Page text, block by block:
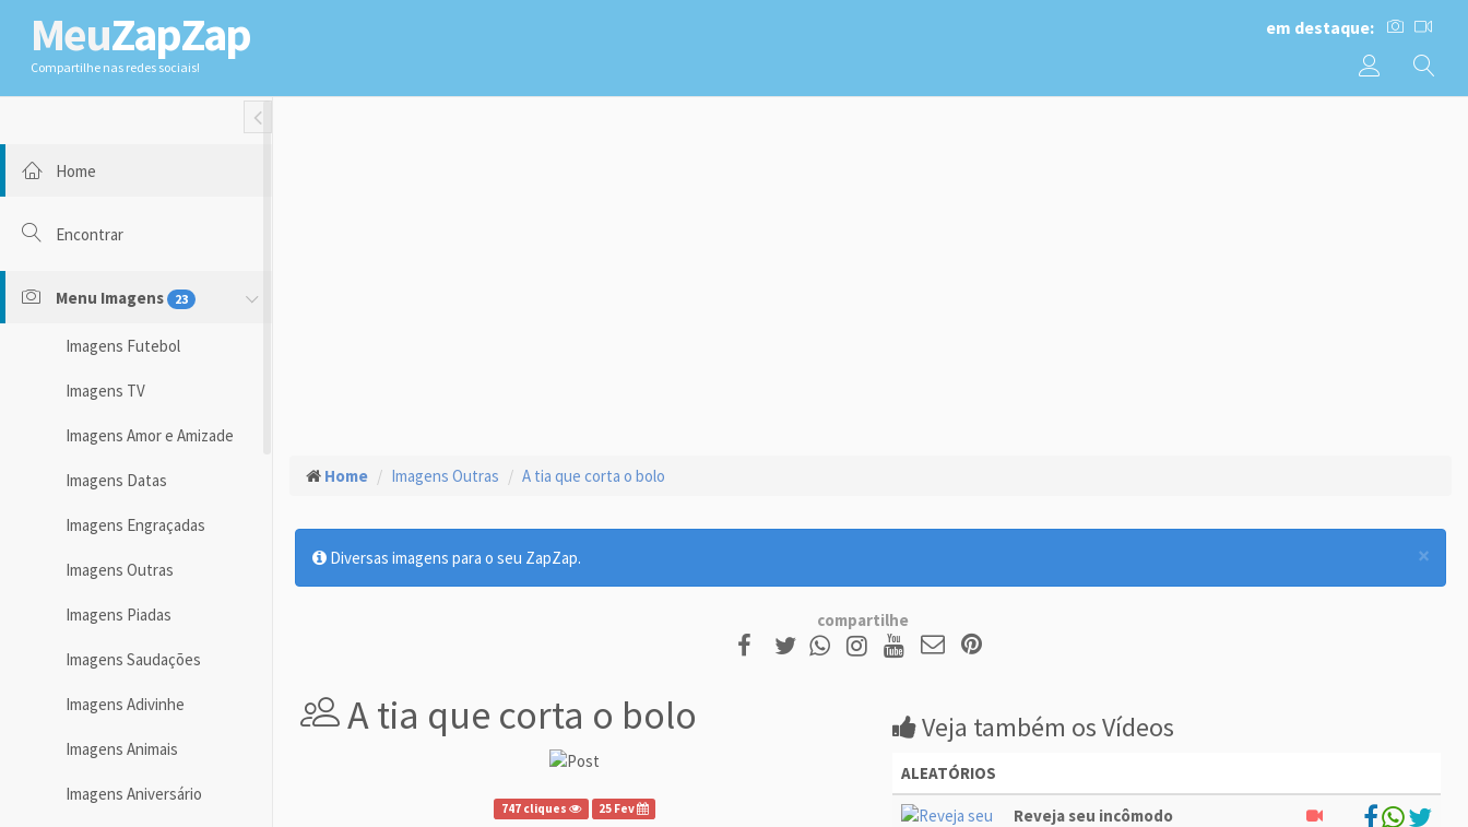
MeuZapZap
Compartilhe nas redes sociais!
em destaque:
Toggle Fullwidth
Home
Encontrar
Menu Imagens 23
Imagens Futebol
Imagens TV
Imagens Amor e Amizade
Imagens Datas
Imagens Engraçadas
Imagens Outras
Imagens Piadas
Imagens Saudações
Imagens Adivinhe
Imagens Animais
Imagens Aniversário
Home Imagens Outras A tia que corta o bolo
×
Diversas imagens para o seu ZapZap.
compartilhe
A tia que corta o bolo
747 cliques 25 Fev
Veja também os Vídeos
ALEATÓRIOS
Reveja seu incômodo